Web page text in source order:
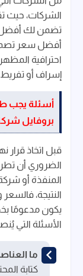
الشركات، حيث
تضمن لك أفضل
أفضل سعر
احترافية
إسراف أو
أسئلة يجب
بروفايل
قبل اتخاذ قرار
الضروري أن
المنفذة أو
النتيجة،
يكون مدعومًا
الأسئلة التي
ما
كتابة